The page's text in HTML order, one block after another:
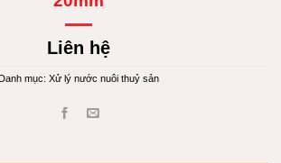
Liên hệ
Danh mục: Xử lý nước nuôi thuỷ sản